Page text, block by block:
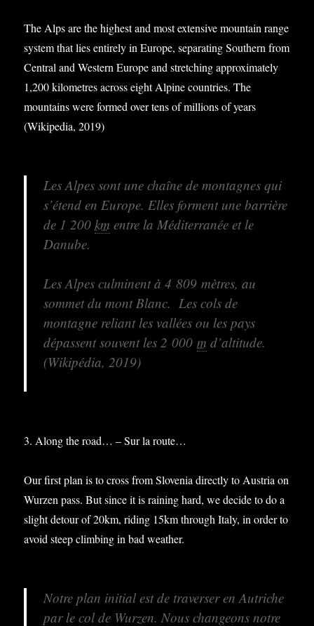
The Alps are the highest and most extensive mountain range
system that lies entirely in Europe, separating Southern from
Central and Western Europe and stretching approximately
1,200 kilometres across eight Alpine countries. The
mountains were formed over tens of millions of years
(Wikipedia, 2019)
Les Alpes sont une chaîne de montagnes qui
s’étend en Europe. Elles forment une barrière
de 1 200km entre la Méditerranée et le
Danube.
Les Alpes culminent à 4 809 mètres, au
sommet du mont Blanc. Les cols de
montagne reliant les vallées ou les pays
dépassent souvent les 2 000m d’altitude.
(Wikipédia, 2019)
3. Along the road… – Sur la route…
Our first plan is to cross from Slovenia directly to Austria on
Wurzen pass. But since it is raining hard, we decide to do a
slight detour of 20km, riding 15km through Italy, in order to
avoid steep climbing in bad weather.
Notre plan initial est de traverser en Autriche
par le col de Wurzen. Nous changeons notre